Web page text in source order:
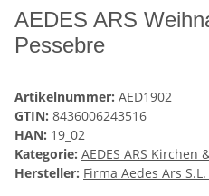
AEDES ARS
Pessebre
Artikelnummer: AED1902
GTIN: 8436006243516
HAN: 19_02
Kategorie: AEDES ARS Kirchen
Hersteller: Firma Aedes Ars